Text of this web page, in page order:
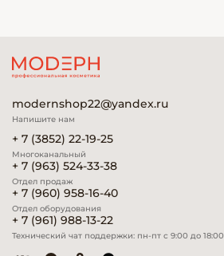
modernshop22@yandex.ru
Напишите нам
+ 7 (3852) 22-19-25
Многоканальный
+ 7 (963) 524-33-38
Отдел продаж
+ 7 (960) 958-16-40
Отдел оборудования
+ 7 (961) 988-13-22
Технический чат поддержки: пн-пт с 9:00 до 18:00